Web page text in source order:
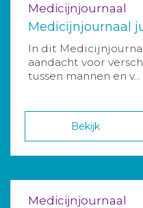
Medicijnjournaal
Medicijnjournaal
In dit
aandacht voor
tussen mannen en v...
Bekijk
Medicijnjournaal